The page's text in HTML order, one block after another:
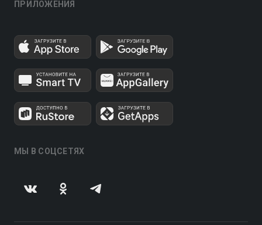
ПРИЛОЖЕНИЯ
МЫ В СОЦСЕТЯХ